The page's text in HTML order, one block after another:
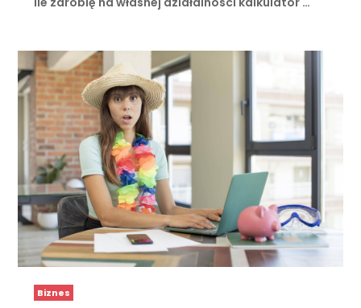
Biznes